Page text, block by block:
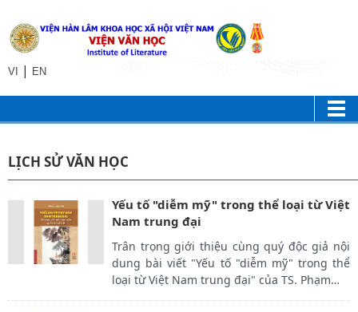
VI | EN
LỊCH SỬ VĂN HỌC
Yếu tố "diễm mỹ" trong thể loại từ Việt
Nam trung đại
Trân trọng giới thiệu cùng quý độc giả nội
dung bài viết "Yếu tố "diễm mỹ" trong thể
loại từ Việt Nam trung đại" của TS. Phạm…